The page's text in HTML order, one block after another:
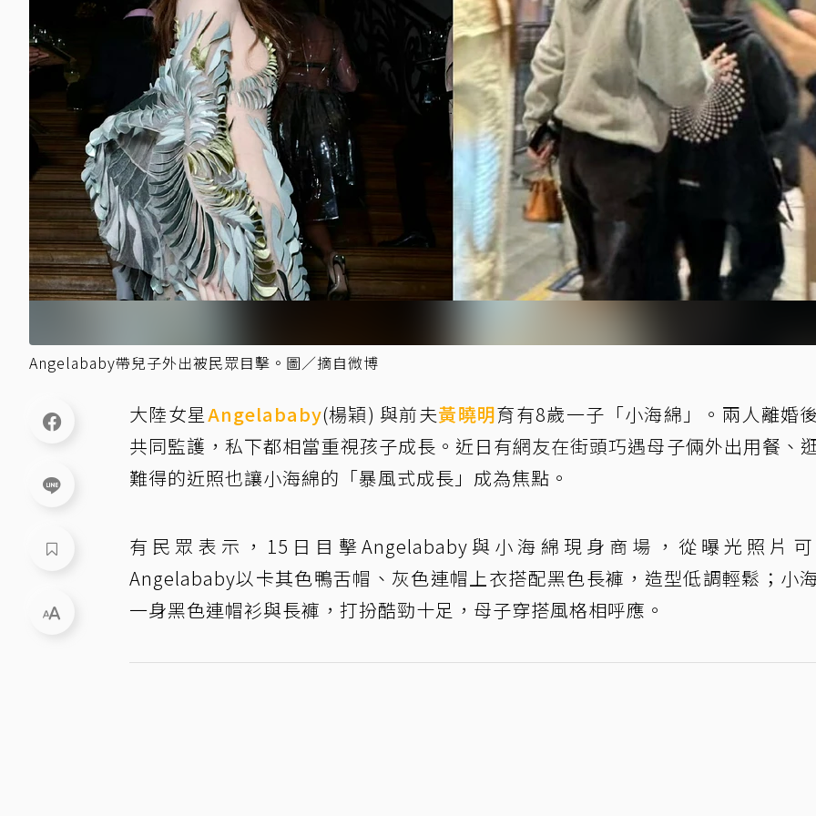
Angelababy帶兒子外出被民眾目擊。圖／摘自微博
大陸女星Angelababy(楊穎) 與前夫黃曉明育有8歲一子「小海綿」。兩人離婚
共同監護，私下都相當重視孩子成長。近日有網友在街頭巧遇母子倆外出用餐、
難得的近照也讓小海綿的「暴風式成長」成為焦點。
有民眾表示，15日目擊Angelababy與小海綿現身商場，從曝光照片可
Angelababy以卡其色鴨舌帽、灰色連帽上衣搭配黑色長褲，造型低調輕鬆；小
一身黑色連帽衫與長褲，打扮酷勁十足，母子穿搭風格相呼應。